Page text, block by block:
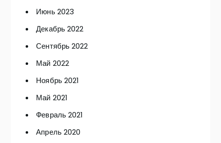
Июнь 2023
Декабрь 2022
Сентябрь 2022
Май 2022
Ноябрь 2021
Май 2021
Февраль 2021
Апрель 2020